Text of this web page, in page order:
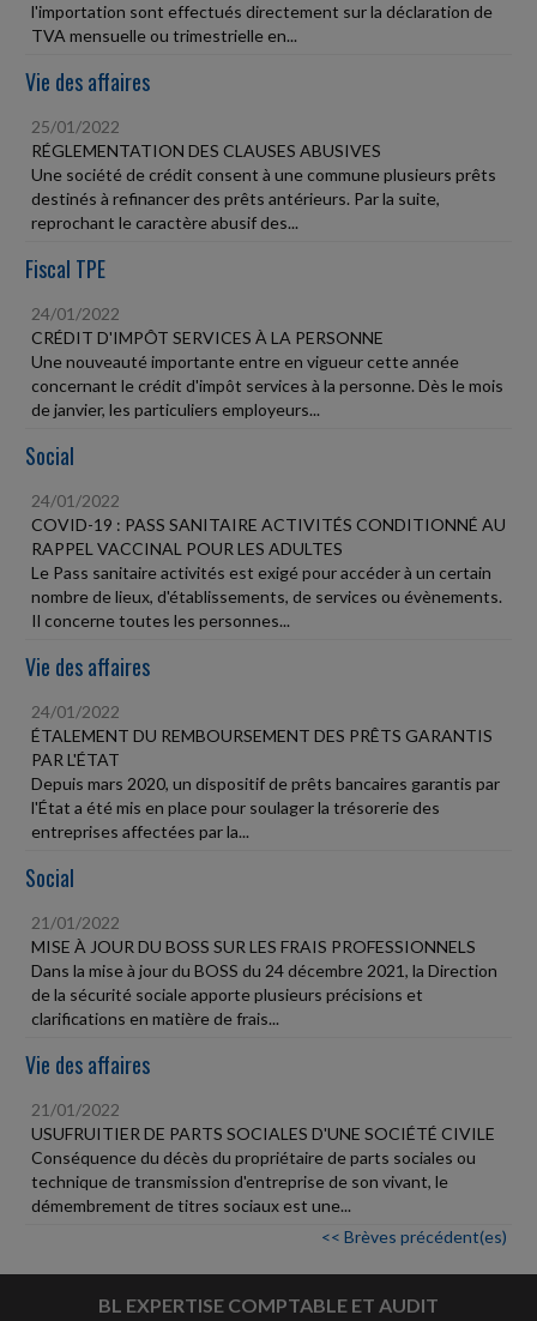
l'importation sont effectués directement sur la déclaration de
TVA mensuelle ou trimestrielle en...
Vie des affaires
25/01/2022
RÉGLEMENTATION DES CLAUSES ABUSIVES
Une société de crédit consent à une commune plusieurs prêts
destinés à refinancer des prêts antérieurs. Par la suite,
reprochant le caractère abusif des...
Fiscal TPE
24/01/2022
CRÉDIT D'IMPÔT SERVICES À LA PERSONNE
Une nouveauté importante entre en vigueur cette année
concernant le crédit d'impôt services à la personne. Dès le mois
de janvier, les particuliers employeurs...
Social
24/01/2022
COVID-19 : PASS SANITAIRE ACTIVITÉS CONDITIONNÉ AU
RAPPEL VACCINAL POUR LES ADULTES
Le Pass sanitaire activités est exigé pour accéder à un certain
nombre de lieux, d'établissements, de services ou évènements.
Il concerne toutes les personnes...
Vie des affaires
24/01/2022
ÉTALEMENT DU REMBOURSEMENT DES PRÊTS GARANTIS
PAR L'ÉTAT
Depuis mars 2020, un dispositif de prêts bancaires garantis par
l'État a été mis en place pour soulager la trésorerie des
entreprises affectées par la...
Social
21/01/2022
MISE À JOUR DU BOSS SUR LES FRAIS PROFESSIONNELS
Dans la mise à jour du BOSS du 24 décembre 2021, la Direction
de la sécurité sociale apporte plusieurs précisions et
clarifications en matière de frais...
Vie des affaires
21/01/2022
USUFRUITIER DE PARTS SOCIALES D'UNE SOCIÉTÉ CIVILE
Conséquence du décès du propriétaire de parts sociales ou
technique de transmission d'entreprise de son vivant, le
démembrement de titres sociaux est une...
<< Brèves précédent(es)
BL EXPERTISE COMPTABLE ET AUDIT